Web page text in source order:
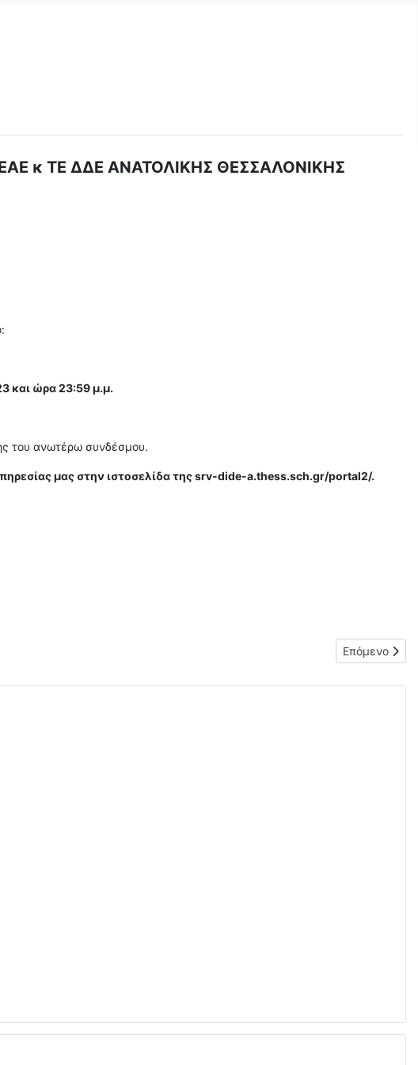
κ ΤΕ ΔΔΕ ΑΝΑΤΟΛΙΚΗΣ ΘΕΣΣΑΛΟΝΙΚΗΣ
και ώρα 23:59 μ.μ.
του ανωτέρω συνδέσμου.
μας στην ιστοσελίδα τηςsrv-dide-a.thess.sch.gr/portal2/.
23/04-08-2023 Επόμενο
Επόμενο